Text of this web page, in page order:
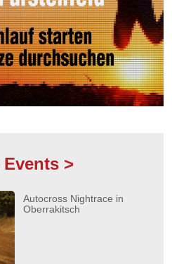
Events >
Autocross Nightrace in
Oberrakitsch